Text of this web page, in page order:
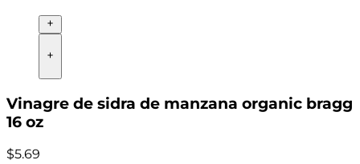
Vinagre de sidra de manzana organic bragg
16 oz
$5.69